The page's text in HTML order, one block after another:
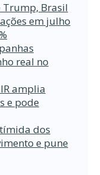
Trump, Brasil
em julho
real no
amplia
e pode
dos
e pune